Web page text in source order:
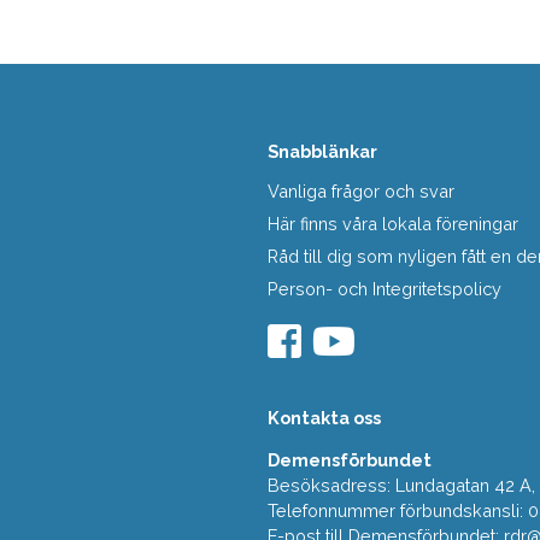
Snabblänkar
Vanliga frågor och svar
Här finns våra lokala föreningar
Råd till dig som nyligen fått en
Person- och Integritetspolicy
Kontakta oss
Demensförbundet
Besöksadress: Lundagatan 42 A,
Telefonnummer förbundskansli: